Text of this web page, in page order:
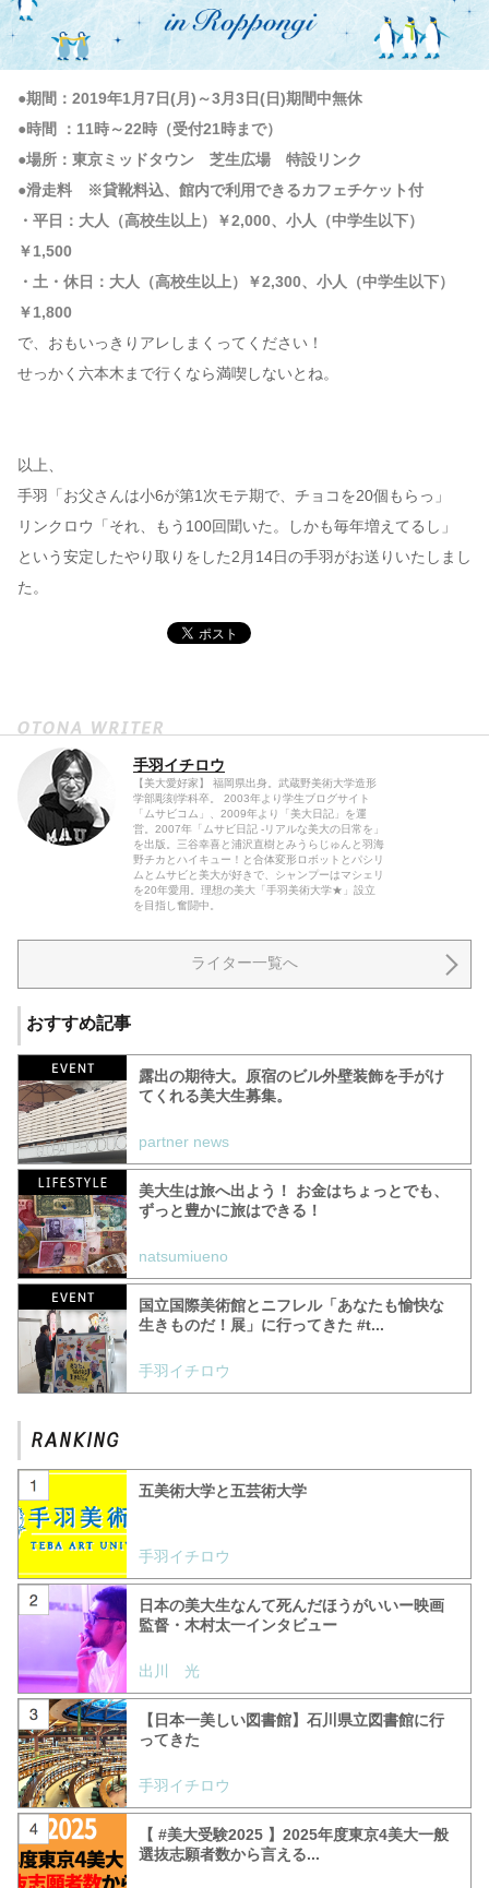
●期間：2019年1月7日(月)～3月3日(日)期間中無休
●時間 ：11時～22時（受付21時まで）
●場所：東京ミッドタウン 芝生広場 特設リンク
●滑走料 ※貸靴料込、館内で利用できるカフェチケット付
・平日：大人（高校生以上）￥2,000、小人（中学生以下）
￥1,500
・土・休日：大人（高校生以上）￥2,300、小人（中学生以下）
￥1,800
で、おもいっきりアレしまくってください！
せっかく六本木まで行くなら満喫しないとね。
以上、
手羽「お父さんは小6が第1次モテ期で、チョコを20個もらっ」
リンクロウ「それ、もう100回聞いた。しかも毎年増えてるし」
という安定したやり取りをした2月14日の手羽がお送りいたしまし
た。
手羽イチロウ
【美大愛好家】 福岡県出身。武蔵野美術大学造形
学部彫刻学科卒。 2003年より学生ブログサイト
「ムサビコム」、2009年より「美大日記」を運
営。2007年「ムサビ日記 -リアルな美大の日常を」
を出版。三谷幸喜と浦沢直樹とみうらじゅんと羽海
野チカとハイキュー！と合体変形ロボットとパシリ
ムとムサビと美大が好きで、シャンプーはマシェリ
を20年愛用。理想の美大「手羽美術大学★」設立
を目指し奮闘中。
ライター一覧へ
おすすめ記事
露出の期待大。原宿のビル外壁装飾を手がけ
てくれる美大生募集。
partner news
美大生は旅へ出よう！ お金はちょっとでも、
ずっと豊かに旅はできる！
natsumiueno
国立国際美術館とニフレル「あなたも愉快な
生きものだ！展」に行ってきた #t...
手羽イチロウ
五美術大学と五芸術大学
手羽イチロウ
日本の美大生なんて死んだほうがいいー映画
監督・木村太一インタビュー
出川 光
【日本一美しい図書館】石川県立図書館に行
ってきた
手羽イチロウ
【 #美大受験2025 】2025年度東京4美大一般
選抜志願者数から言える...